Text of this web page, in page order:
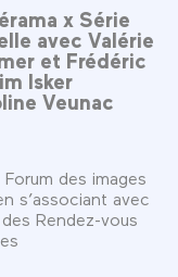
x Série
avec Valérie
et Frédéric
Isker
Veunac
des images
s’associant avec
Rendez-vous